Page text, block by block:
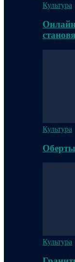
Культура
Культура
Культура